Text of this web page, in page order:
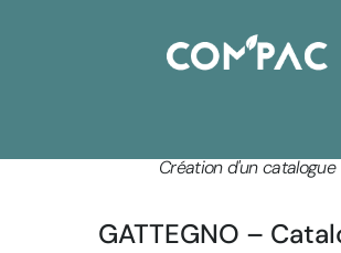
Création d'un catalogue
GATTEGNO –